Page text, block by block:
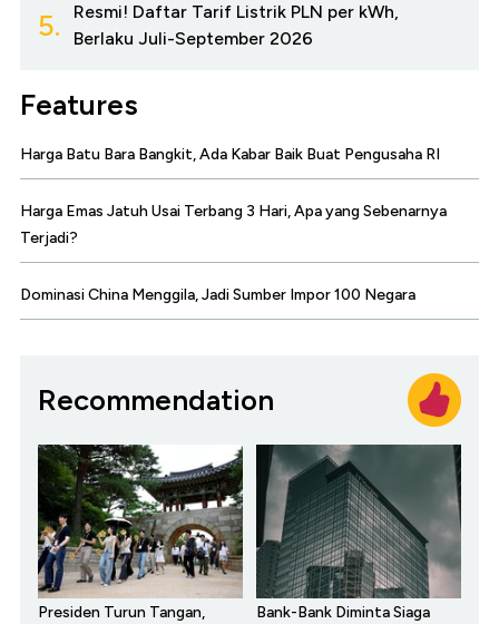
5.
Resmi! Daftar Tarif Listrik PLN per kWh,
Berlaku Juli-September 2026
Features
Harga Batu Bara Bangkit, Ada Kabar Baik Buat Pengusaha RI
Harga Emas Jatuh Usai Terbang 3 Hari, Apa yang Sebenarnya
Terjadi?
Dominasi China Menggila, Jadi Sumber Impor 100 Negara
Recommendation
Presiden Turun Tangan,
Bank-Bank Diminta Siaga